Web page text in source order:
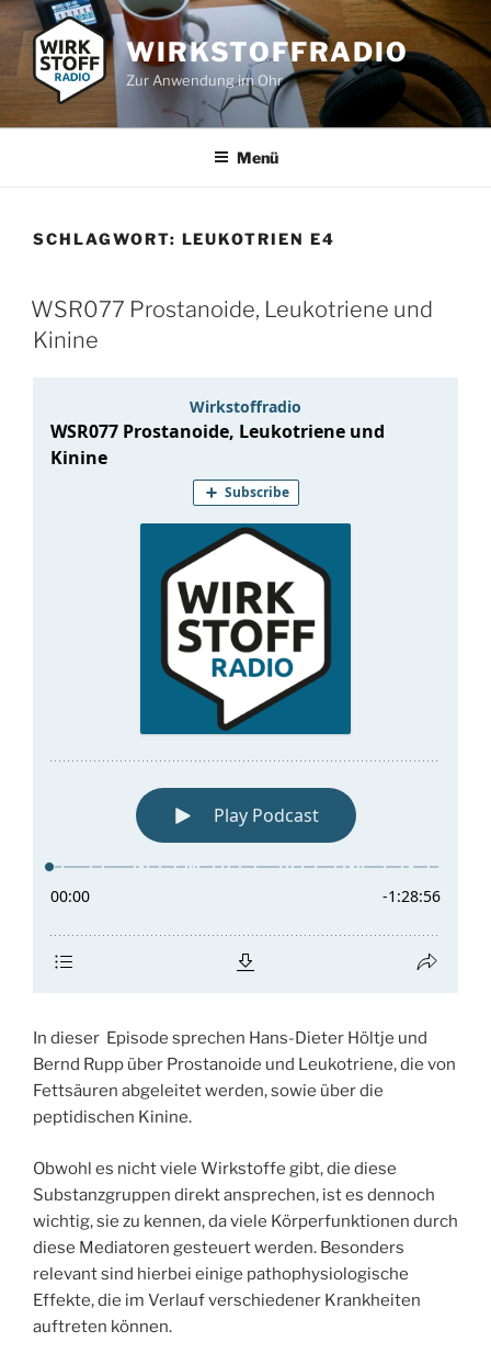
Zum
Inhalt
springen
WIRKSTOFFRADIO
Zur Anwendung im Ohr
Menü
SCHLAGWORT: LEUKOTRIEN E4
WSR077 Prostanoide, Leukotriene und
Kinine
In dieser Episode sprechen Hans-Dieter Höltje und
Bernd Rupp über Prostanoide und Leukotriene, die von
Fettsäuren abgeleitet werden, sowie über die
peptidischen Kinine.
Obwohl es nicht viele Wirkstoffe gibt, die diese
Substanzgruppen direkt ansprechen, ist es dennoch
wichtig, sie zu kennen, da viele Körperfunktionen durch
diese Mediatoren gesteuert werden. Besonders
relevant sind hierbei einige pathophysiologische
Effekte, die im Verlauf verschiedener Krankheiten
auftreten können.